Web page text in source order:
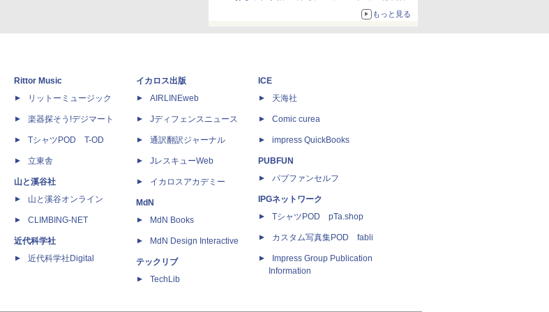
もっと見る
Rittor Music
リットーミュージック
楽器探そう!デジマート
TシャツPOD T-OD
立東舎
山と溪谷社
山と溪谷オンライン
CLIMBING-NET
近代科学社
近代科学社Digital
イカロス出版
AIRLINEweb
Jディフェンスニュース
通訳翻訳ジャーナル
JレスキューWeb
イカロスアカデミー
MdN
MdN Books
MdN Design Interactive
テックリブ
TechLib
ICE
天海社
Comic curea
impress QuickBooks
PUBFUN
パブファンセルフ
IPGネットワーク
TシャツPOD pTa.shop
カスタム写真集POD fabli
Impress Group Publication
Information